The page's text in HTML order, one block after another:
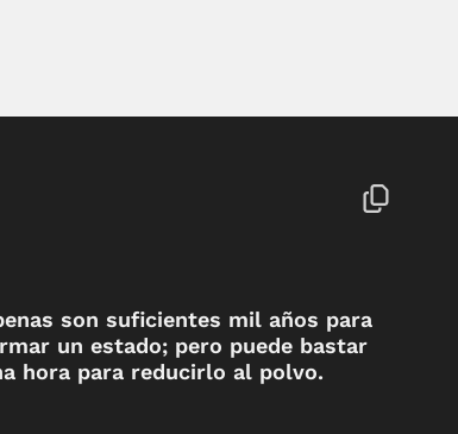
son suficientes mil años para
un estado; pero puede bastar
hora para reducirlo al polvo.